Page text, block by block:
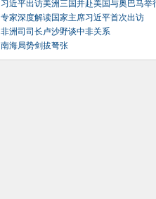
习近平出访美洲三国并赴美国与奥巴马举
专家深度解读国家主席习近平首次出访
非洲司司长卢沙野谈中非关系
南海局势剑拔弩张